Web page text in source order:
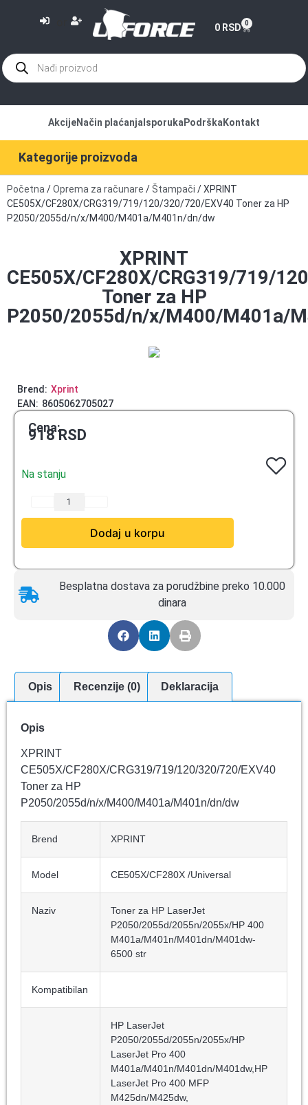
0 RSD 0
Kategorije proizvoda
AkcijeNačin plaćanja Isporuka Podrška Kontakt
Početna /Oprema za računare / Štampači / XPRINT
CE505X/CF280X/CRG319/719/120/320/720/EXV40 Toner za HP
P2050/2055d/n/x/M400/M401a/M401n/dn/dw
XPRINT
CE505X/CF280X/CRG319/719/
Toner za HP
P2050/2055d/n/x/M400/M401a/
Brend: Xprint
EAN: 8605062705027
Cena:
918RSD
Na stanju
Dodaj u korpu
Besplatna dostava za porudžbine preko 10.000
dinara
Opis Recenzije (0) Deklaracija
Opis
XPRINT
CE505X/CF280X/CRG319/719/120/320/720/EXV40
Toner za HP
P2050/2055d/n/x/M400/M401a/M401n/dn/dw
Brend XPRINT
Model CE505X/CF280X /Universal
Naziv
Toner za HP LaserJet
P2050/2055d/2055n/2055x/HP 400
M401a/M401n/M401dn/M401dw-
6500 str
Kompatibilan
HP LaserJet
P2050/2055d/2055n/2055x/HP
LaserJet Pro 400
M401a/M401n/M401dn/M401dw,HP
LaserJet Pro 400 MFP
M425dn/M425dw,